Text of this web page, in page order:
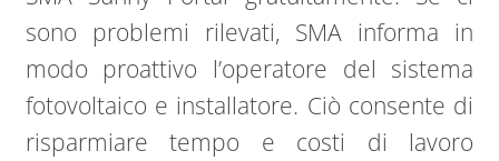
sono problemi rilevati, SMA informa in
modo proattivo l’operatore del sistema
fotovoltaico e installatore. Ciò consente di
risparmiare tempo e costi di lavoro